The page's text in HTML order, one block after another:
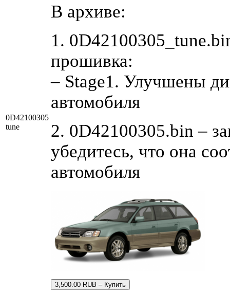
0D42100305
tune
В архиве:
1.
прошивка:
– Stage1. Улучшены
автомобиля
2. 0D42100305.bin –
убедитесь, что она
автомобиля
3,500.00 RUB – Купить